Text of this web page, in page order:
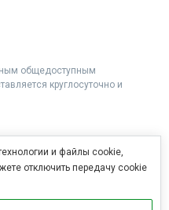
общедоступным
круглосуточно и
и файлы cookie,
отключить передачу cookie